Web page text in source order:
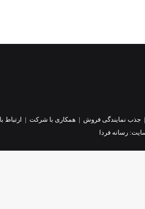
| جذب نمایندگی فروش | همکاری با شرکت | ارتباط
رسانه فردا